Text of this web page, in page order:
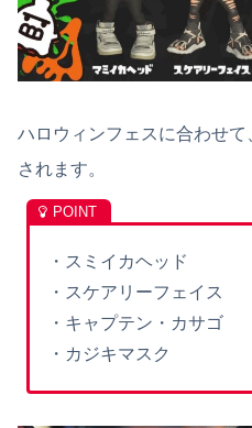
ハロウィンフェスに合わせ
されます。
・スミイカヘッド
・スケアリーフェイス
・キャプテン・カサゴ
・カジキマスク